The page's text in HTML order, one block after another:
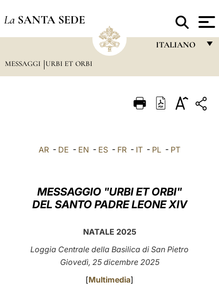
La SANTA SEDE
ITALIANO
ITALIANO
العربيّة
MESSAGGI URBI ET ORBI
AR - DE - EN - ES - FR - IT - PL - PT
MESSAGGIO "URBI ET ORBI"
DEL SANTO PADRE LEONE XIV
NATALE 2025
Loggia Centrale della Basilica di San Pietro
Giovedì, 25 dicembre 2025
[Multimedia]